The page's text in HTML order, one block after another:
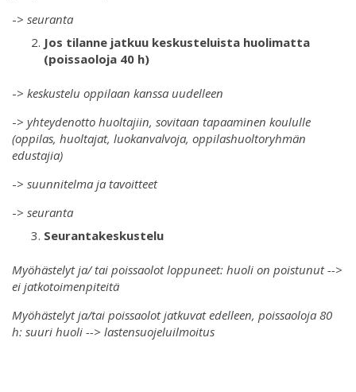
-> seuranta
Jos tilanne jatkuu keskusteluista huolimatta
(poissaoloja 40 h)
-> keskustelu oppilaan kanssa uudelleen
-> yhteydenotto huoltajiin, sovitaan tapaaminen koululle
(oppilas, huoltajat, luokanvalvoja, oppilashuoltoryhmän
edustajia)
-> suunnitelma ja tavoitteet
-> seuranta
Seurantakeskustelu
Myöhästelyt ja/ tai poissaolot loppuneet: huoli on poistunut -->
ei jatkotoimenpiteitä
Myöhästelyt ja/tai poissaolot jatkuvat edelleen, poissaoloja 80
h: suuri huoli --> lastensuojeluilmoitus